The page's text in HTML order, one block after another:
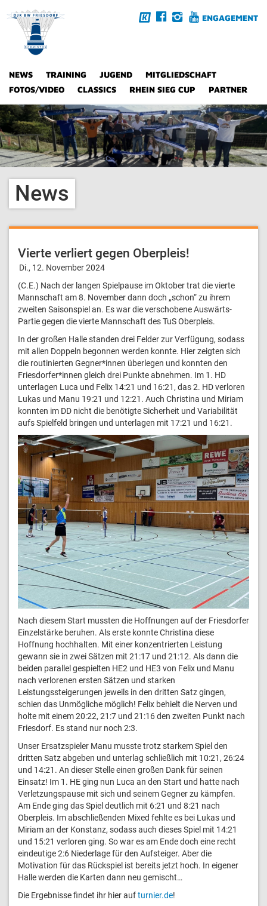
ENGAGEMENT
NEWS TRAINING JUGEND
MITGLIEDSCHAFT
FOTOS/VIDEO
CLASSICS RHEIN SIEG CUP PARTNER
News
Vierte verliert gegen Oberpleis!
Di., 12. November 2024
(C.E.) Nach der langen Spielpause im Oktober trat die vierte
Mannschaft am 8. November dann doch „schon“ zu ihrem
zweiten Saisonspiel an. Es war die verschobene Auswärts-
Partie gegen die vierte Mannschaft des TuS Oberpleis.
In der großen Halle standen drei Felder zur Verfügung, sodass
mit allen Doppeln begonnen werden konnte. Hier zeigten sich
die routinierten Gegner*innen überlegen und konnten den
Friesdorfer*innen gleich drei Punkte abnehmen. Im 1. HD
unterlagen Luca und Felix 14:21 und 16:21, das 2. HD verloren
Lukas und Manu 19:21 und 12:21. Auch Christina und Miriam
konnten im DD nicht die benötigte Sicherheit und Variabilität
aufs Spielfeld bringen und unterlagen mit 17:21 und 16:21.
Nach diesem Start mussten die Hoffnungen auf der Friesdorfer
Einzelstärke beruhen. Als erste konnte Christina diese
Hoffnung hochhalten. Mit einer konzentrierten Leistung
gewann sie in zwei Sätzen mit 21:17 und 21:12. Als dann die
beiden parallel gespielten HE2 und HE3 von Felix und Manu
nach verlorenen ersten Sätzen und starken
Leistungssteigerungen jeweils in den dritten Satz gingen,
schien das Unmögliche möglich! Felix behielt die Nerven und
holte mit einem 20:22, 21:7 und 21:16 den zweiten Punkt nach
Friesdorf. Es stand nur noch 2:3.
Unser Ersatzspieler Manu musste trotz starkem Spiel den
dritten Satz abgeben und unterlag schließlich mit 10:21, 26:24
und 14:21. An dieser Stelle einen großen Dank für seinen
Einsatz! Im 1. HE ging nun Luca an den Start und hatte nach
Verletzungspause mit sich und seinem Gegner zu kämpfen.
Am Ende ging das Spiel deutlich mit 6:21 und 8:21 nach
Oberpleis. Im abschließenden Mixed fehlte es bei Lukas und
Miriam an der Konstanz, sodass auch dieses Spiel mit 14:21
und 15:21 verloren ging. So war es am Ende doch eine recht
eindeutige 2:6 Niederlage für den Aufsteiger. Aber die
Motivation für das Rückspiel ist bereits jetzt hoch. In eigener
Halle werden die Karten dann neu gemischt…
Die Ergebnisse findet ihr hier aufturnier.de!